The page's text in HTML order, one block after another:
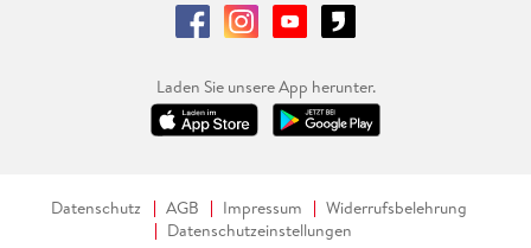
Laden Sie unsere App herunter.
Datenschutz AGB Impressum
Widerrufsbelehrung
Datenschutzeinstellungen